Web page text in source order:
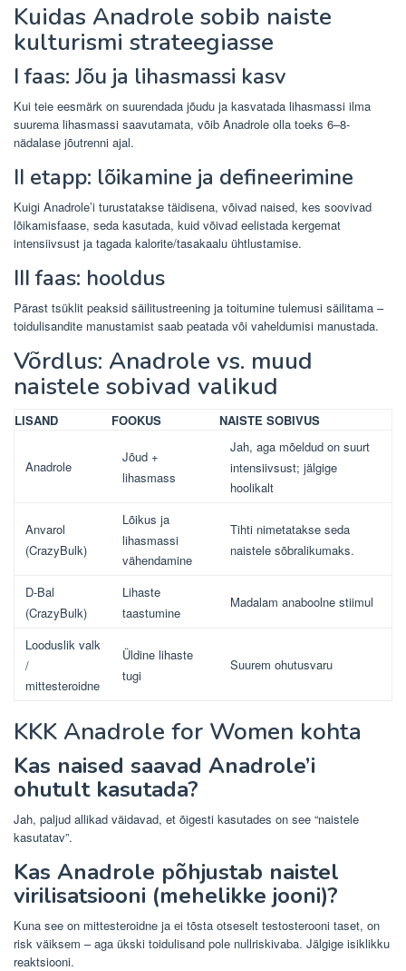
Kuidas Anadrole sobib naiste
kulturismi strateegiasse
I faas: Jõu ja lihasmassi kasv
Kui teie eesmärk on suurendada jõudu ja kasvatada lihasmassi ilma
suurema lihasmassi saavutamata, võib Anadrole olla toeks 6–8-
nädalase jõutrenni ajal.
II etapp: lõikamine ja defineerimine
Kuigi Anadrole’i ​​turustatakse täidisena, võivad naised, kes soovivad
lõikamisfaase, seda kasutada, kuid võivad eelistada kergemat
intensiivsust ja tagada kalorite/tasakaalu ühtlustamise.
III faas: hooldus
Pärast tsüklit peaksid säilitustreening ja toitumine tulemusi säilitama –
toidulisandite manustamist saab peatada või vaheldumisi manustada.
Võrdlus: Anadrole vs. muud
naistele sobivad valikud
LISAND FOOKUS NAISTE SOBIVUS
Anadrole
Jõud +
lihasmass
Jah, aga mõeldud on suurt
intensiivsust; jälgige
hoolikalt
Anvarol
(CrazyBulk)
Lõikus ja
lihasmassi
vähendamine
Tihti nimetatakse seda
naistele sõbralikumaks.
D-Bal
(CrazyBulk)
Lihaste
taastumine
Madalam anaboolne stiimul
Looduslik valk
/
mittesteroidne
Üldine lihaste
tugi
Suurem ohutusvaru
KKK Anadrole for Women kohta
Kas naised saavad Anadrole’i ​​
ohutult kasutada?
Jah, paljud allikad väidavad, et õigesti kasutades on see “naistele
kasutatav”.
Kas Anadrole põhjustab naistel
virilisatsiooni (mehelikke jooni)?
Kuna see on mittesteroidne ja ei tõsta otseselt testosterooni taset, on
risk väiksem – aga ükski toidulisand pole nullriskivaba. Jälgige isiklikku
reaktsiooni.